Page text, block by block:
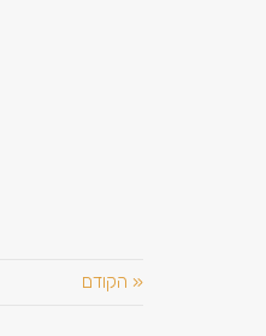
« הקודם